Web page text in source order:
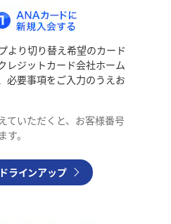
より切り替え希望のカード
レジットカード会社ホーム
必要事項をご入力のうえお
ていただくと、お客様番号
。
ラインアップ